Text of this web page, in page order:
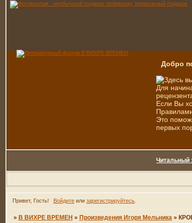
Добро
Здесь
Для
Если Вы
Это
первых
Читальный
Привет, Гость! Войдитеили зарегистрируйтесь.
» В ВИХРЕ ВРЕМЕН » Произведения Игоря Мельника »